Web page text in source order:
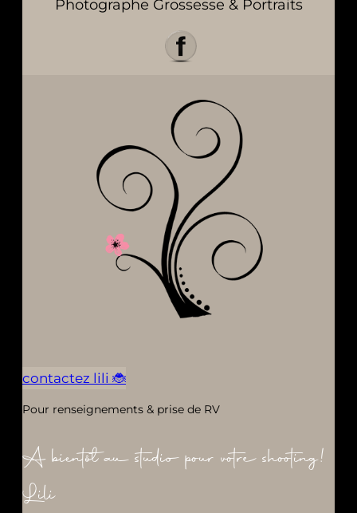
Photographe Grossesse & Portraits
contactez lili 🐞
Pour renseignements & prise de RV
A bientôt au studio pour votre shooting!
Lili